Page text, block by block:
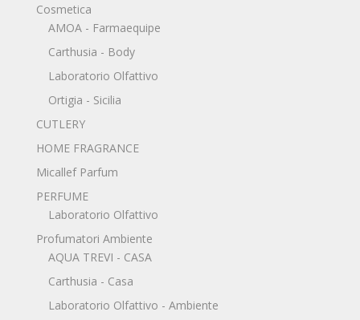
Cosmetica
AMOA - Farmaequipe
Carthusia - Body
Laboratorio Olfattivo
Ortigia - Sicilia
CUTLERY
HOME FRAGRANCE
Micallef Parfum
PERFUME
Laboratorio Olfattivo
Profumatori Ambiente
AQUA TREVI - CASA
Carthusia - Casa
Laboratorio Olfattivo - Ambiente